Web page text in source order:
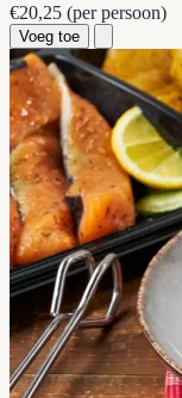
€20,25 (per persoon)
Voeg toe